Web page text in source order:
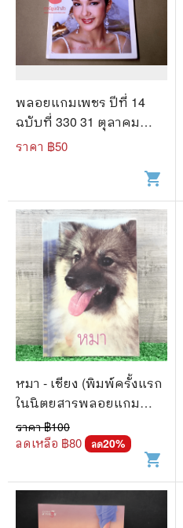
พลอยแกมเพชร ปีที่ 14
ฉบับที่ 330 31 ตุลาคม
2548 สิรินดา เจนเซ่น
ราคา ฿50
shopping_cart
หมา - เชียง (พิมพ์ครั้งแรก
ในนิตยสารพลอยแกม
เพชร)
ราคา ฿100
ลดเหลือ ฿80 ลด20%
shopping_cart